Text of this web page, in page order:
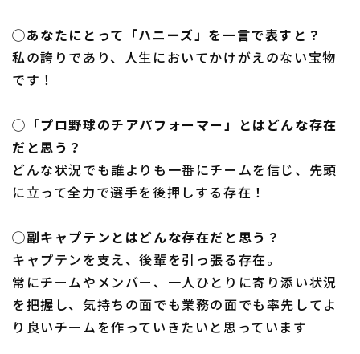
◯あなたにとって「ハニーズ」を一言で表すと？
私の誇りであり、人生においてかけがえのない宝物
です！
◯「プロ野球のチアパフォーマー」とはどんな存在
だと思う？
どんな状況でも誰よりも一番にチームを信じ、先頭
に立って全力で選手を後押しする存在！
◯副キャプテンとはどんな存在だと思う？
キャプテンを支え、後輩を引っ張る存在。
常にチームやメンバー、一人ひとりに寄り添い状況
を把握し、気持ちの面でも業務の面でも率先してよ
り良いチームを作っていきたいと思っています